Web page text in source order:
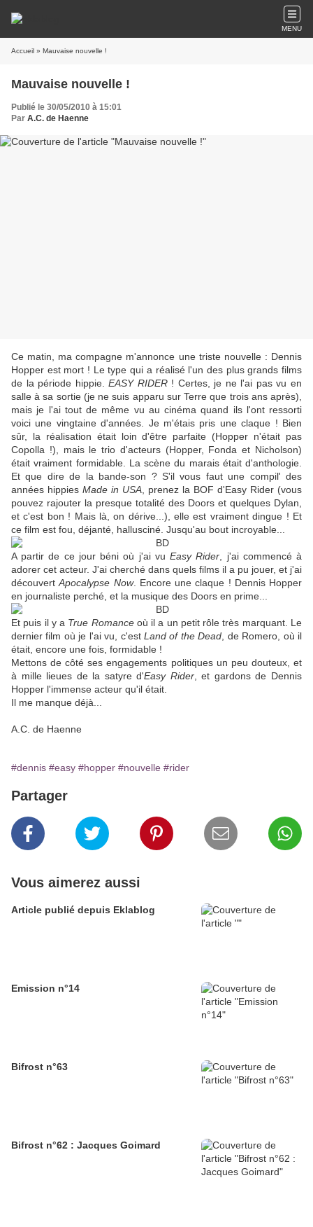
MENU
Accueil » Mauvaise nouvelle !
Mauvaise nouvelle !
Publié le 30/05/2010 à 15:01
Par A.C. de Haenne
Ce matin, ma compagne m'annonce une triste nouvelle : Dennis
Hopper est mort ! Le type qui a réalisé l'un des plus grands films
de la période hippie.EASY RIDER! Certes, je ne l'ai pas vu en
salle à sa sortie (je ne suis apparu sur Terre que trois ans après),
mais je l'ai tout de même vu au cinéma quand ils l'ont ressorti
voici une vingtaine d'années. Je m'étais pris une claque ! Bien
sûr, la réalisation était loin d'être parfaite (Hopper n'était pas
Copolla !), mais le trio d'acteurs (Hopper, Fonda et Nicholson)
était vraiment formidable. La scène du marais était d'anthologie.
Et que dire de la bande-son ? S'il vous faut une compil' des
années hippies Made in USA , prenez la BOF d'Easy Rider (vous
pouvez rajouter la presque totalité des Doors et quelques Dylan,
et c'est bon ! Mais là, on dérive...), elle est vraiment dingue ! Et
ce film est fou, déjanté, hallusciné. Jusqu'au bout incroyable...
A partir de ce jour béni où j'ai vuEasy Rider , j'ai commencé à
adorer cet acteur. J'ai cherché dans quels films il a pu jouer, et j'ai
découvertApocalypse Now. Encore une claque ! Dennis Hopper
en journaliste perché, et la musique des Doors en prime...
Et puis il y a True Romanceoù il a un petit rôle très marquant. Le
dernier film où je l'ai vu, c'est Land of the Dead , de Romero, où il
était, encore une fois, formidable !
Mettons de côté ses engagements politiques un peu douteux, et
à mille lieues de la satyre d'Easy Rider, et gardons de Dennis
Hopper l'immense acteur qu'il était.
Il me manque déjà...
A.C. de Haenne
#dennis #easy #hopper #nouvelle #rider
Partager
Vous aimerez aussi
Article publié depuis Eklablog
Emission n°14
Bifrost n°63
Bifrost n°62 : Jacques Goimard